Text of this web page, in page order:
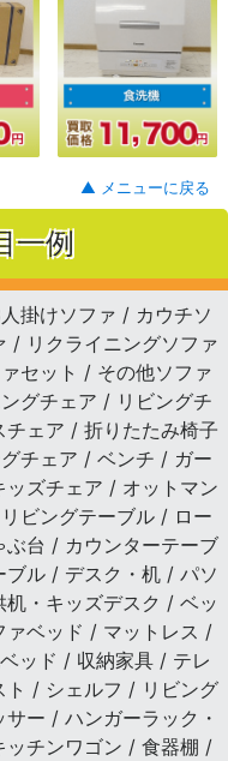
▲ メニューに戻る
一例
掛けソファ / カウチソ
/ リクライニングソファ
セット / その他ソファ
グチェア / リビングチ
ェア / 折りたたみ椅子
チェア / ベンチ / ガー
ズチェア / オットマン
ビングテーブル / ロー
台 / カウンターテーブ
ル / デスク・机 / パソ
・キッズデスク / ベッ
ァベッド / マットレス /
ッド / 収納家具 / テレ
/ シェルフ / リビング
ー / ハンガーラック・
ッチンワゴン / 食器棚 /